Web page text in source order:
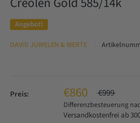
Angebot!
DAVID JUWELEN & WERTE
Preis: €860 €999
Differenzbesteuerung
Versandkostenfrei ab